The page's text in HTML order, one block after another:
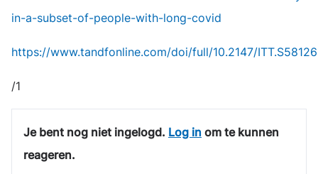
in-a-subset-of-people-with-long-covid
https://www.tandfonline.com/doi/full/10.2147/
/1
Je bent nog niet ingelogd. Log in om te kunnen
reageren.